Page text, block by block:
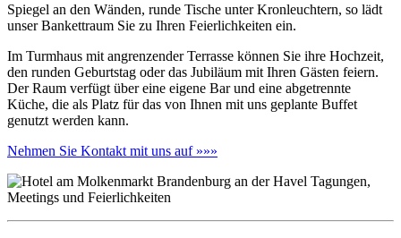
Spiegel an den Wänden, runde Tische unter Kronleuchtern, so lädt
unser Bankettraum Sie zu Ihren Feierlichkeiten ein.
Im Turmhaus mit angrenzender Terrasse können Sie ihre Hochzeit,
den runden Geburtstag oder das Jubiläum mit Ihren Gästen feiern.
Der Raum verfügt über eine eigene Bar und eine abgetrennte
Küche, die als Platz für das von Ihnen mit uns geplante Buffet
genutzt werden kann.
Nehmen Sie Kontakt mit uns auf »»»